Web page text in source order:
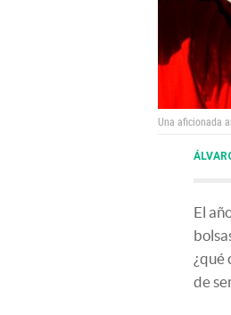
Una aficionada
El
¿qué
de